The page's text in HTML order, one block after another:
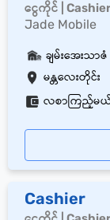
ငွေကိုင် |
Jade Mobile
မန္တလေးတိုင်း
ချမ်းအေးသာဇံ
လစာကြည့်မ
Cashier